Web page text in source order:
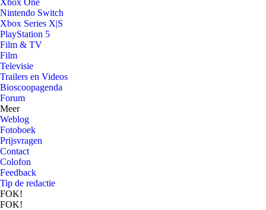
Xbox One
Nintendo Switch
Xbox Series X|S
PlayStation 5
Film & TV
Film
Televisie
Trailers en Videos
Bioscoopagenda
Forum
Meer
Weblog
Fotoboek
Prijsvragen
Contact
Colofon
Feedback
Tip de redactie
FOK!
FOK!